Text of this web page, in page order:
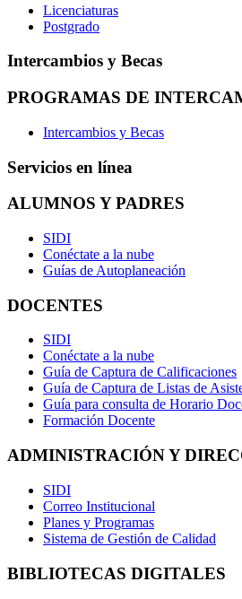
Licenciaturas
Postgrado
Intercambios y Becas
PROGRAMAS DE
Intercambios y Becas
Servicios en línea
ALUMNOS Y PADRES
SIDI
Conéctate a la nube
Guías de Autoplaneación
DOCENTES
SIDI
Conéctate a la nube
Guía de Captura de Calificaciones
Guía de Captura de Listas de
Guía para consulta de Horario
Formación Docente
ADMINISTRACIÓN Y
SIDI
Correo Institucional
Planes y Programas
Sistema de Gestión de Calidad
BIBLIOTECAS DIGITALES